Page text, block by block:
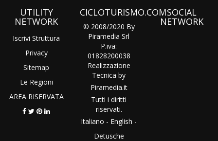
UTILITY
NETWORK
Iscrivi Struttura
Privacy
Sitemap
Le Regioni
AREA RISERVATA
CICLOTURISMO.COM
© 2008/2020 By
Piramedia Srl
P.iva:
01828200038
Realizzazione
Tecnica by
Piramedia.it
Tutti i diritti
riservati.
Italiano - English -
Detusche
SOCIAL
NETWORK